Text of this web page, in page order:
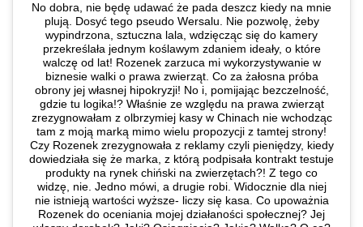
No dobra, nie będę udawać że pada deszcz kiedy na mnie
plują. Dosyć tego pseudo Wersalu. Nie pozwolę, żeby
wypindrzona, sztuczna lala, wdzięcząc się do kamery
przekreślała jednym koślawym zdaniem ideały, o które
walczę od lat! Rozenek zarzuca mi wykorzystywanie w
biznesie walki o prawa zwierząt. Co za żałosna próba
obrony jej własnej hipokryzji! No i, pomijając bezczelność,
gdzie tu logika!? Właśnie ze względu na prawa zwierząt
zrezygnowałam z olbrzymiej kasy w Chinach nie wchodząc
tam z moją marką mimo wielu propozycji z tamtej strony!
Czy Rozenek zrezygnowała z reklamy czyli pieniędzy, kiedy
dowiedziała się że marka, z którą podpisała kontrakt testuje
produkty na rynek chiński na zwierzętach?! Z tego co
widzę, nie. Jedno mówi, a drugie robi. Widocznie dla niej
nie istnieją wartości wyższe- liczy się kasa. Co upoważnia
Rozenek do oceniania mojej działaności społecznej? Jej